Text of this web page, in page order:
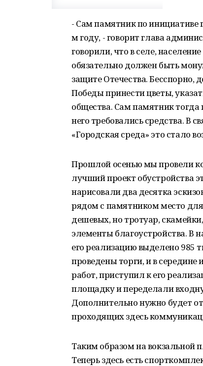
- Сам памятник по инициативе
м году, - говорит глава
говорили, что в селе,
обязательно должен быть
защите Отечества. Бесспорно,
Победы принести цветы,
общества. Сам памятник тогда
него требовались средства. В
«Городская среда» это стало
Прошлой осенью мы провели
лучший проект обустройства
нарисовали два десятка
рядом с памятником место
дешевых, но тротуар,
элементы благоустройства. В
его реализацию выделено 985
проведены торги, и в
работ, приступил к его
площадку и переделали
Дополнительно нужно будет
проходящих здесь
Таким образом на вокзальной
Теперь здесь есть